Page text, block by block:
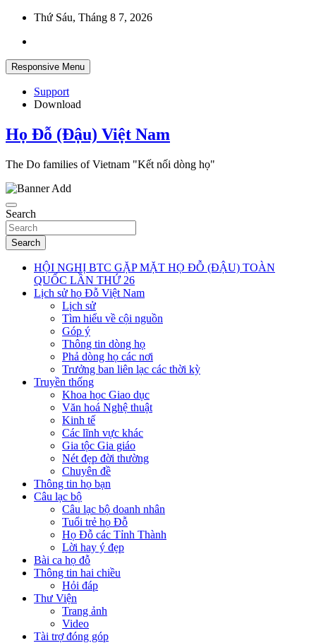
Skip
content
Thứ Sáu, Tháng 8 7, 2026
Responsive Menu
Support
Download
Họ Đỗ (Đậu) Việt Nam
The Do families of Vietnam "Kết nối dòng họ"
Search
Search
HỘI NGHỊ BTC GẶP MẶT HỌ ĐỖ (ĐẬU) TOÀN
QUỐC LẦN THỨ 26
Lịch sử họ Đỗ Việt Nam
Lịch sử
Tìm hiểu về cội nguồn
Góp ý
Thông tin dòng họ
Phả dòng họ các nơi
Trưởng ban liên lạc các thời kỳ
Truyền thống
Khoa học Giao dục
Văn hoá Nghệ thuật
Kinh tế
Các lĩnh vực khác
Gia tộc Gia giáo
Nét đẹp đời thường
Chuyên đề
Thông tin họ bạn
Câu lạc bộ
Câu lạc bộ doanh nhân
Tuổi trẻ họ Đỗ
Họ Đỗ các Tỉnh Thành
Lời hay ý đẹp
Bài ca họ đỗ
Thông tin hai chiều
Hỏi đáp
Thư Viện
Trang ảnh
Video
Tài trợ đóng góp